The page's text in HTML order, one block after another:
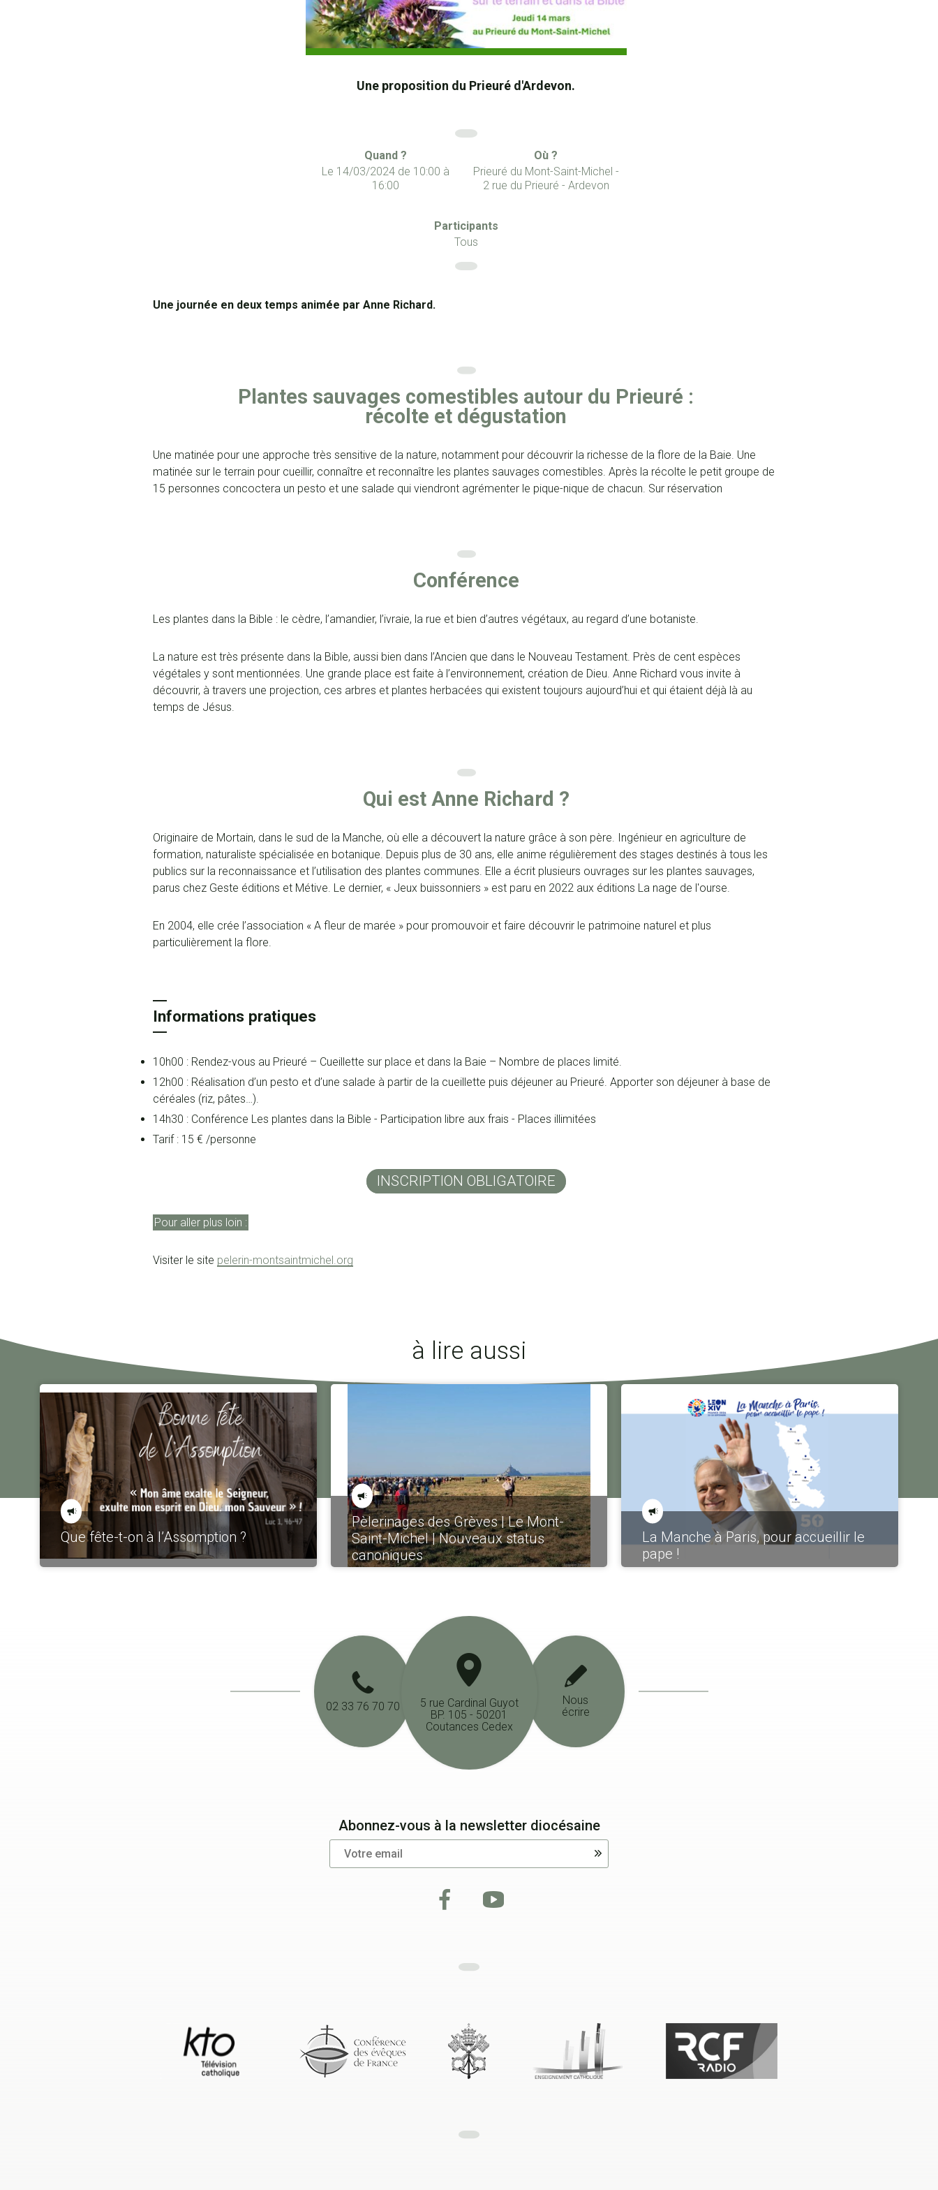
Une proposition du Prieuré d'Ardevon.
Quand ?
Le 14/03/2024 de 10:00 à
16:00
Où ?
Prieuré du Mont-Saint-Michel -
2 rue du Prieuré - Ardevon
Participants
Tous
Une journée en deux temps animée par Anne Richard.
Plantes sauvages comestibles autour du Prieuré :
récolte et dégustation
Une matinée pour une approche très sensitive de la nature, notamment pour découvrir la richesse de la flore de la Baie. Une
matinée sur le terrain pour cueillir, connaître et reconnaître les plantes sauvages comestibles. Après la récolte le petit groupe de
15 personnes concoctera un pesto et une salade qui viendront agrémenter le pique-nique de chacun. Sur réservation
Conférence
Les plantes dans la Bible : le cèdre, l’amandier, l’ivraie, la rue et bien d’autres végétaux, au regard d’une botaniste.
La nature est très présente dans la Bible, aussi bien dans l’Ancien que dans le Nouveau Testament. Près de cent espèces
végétales y sont mentionnées. Une grande place est faite à l’environnement, création de Dieu. Anne Richard vous invite à
découvrir, à travers une projection, ces arbres et plantes herbacées qui existent toujours aujourd’hui et qui étaient déjà là au
temps de Jésus.
Qui est Anne Richard ?
Originaire de Mortain, dans le sud de la Manche, où elle a découvert la nature grâce à son père. Ingénieur en agriculture de
formation, naturaliste spécialisée en botanique. Depuis plus de 30 ans, elle anime régulièrement des stages destinés à tous les
publics sur la reconnaissance et l’utilisation des plantes communes. Elle a écrit plusieurs ouvrages sur les plantes sauvages,
parus chez Geste éditions et Métive. Le dernier, « Jeux buissonniers » est paru en 2022 aux éditions La nage de l'ourse.
En 2004, elle crée l’association « A fleur de marée » pour promouvoir et faire découvrir le patrimoine naturel et plus
particulièrement la flore.
Informations pratiques
10h00 : Rendez-vous au Prieuré – Cueillette sur place et dans la Baie – Nombre de places limité.
12h00 : Réalisation d’un pesto et d’une salade à partir de la cueillette puis déjeuner au Prieuré. Apporter son déjeuner à base de
céréales (riz, pâtes…).
14h30 : Conférence Les plantes dans la Bible - Participation libre aux frais - Places illimitées
Tarif : 15 € /personne
INSCRIPTION OBLIGATOIRE
Pour aller plus loin :
Visiter le site pelerin-montsaintmichel.org
à lire aussi
Que fête-t-on à l’Assomption ?
Pèlerinages des Grèves | Le Mont-
Saint-Michel | Nouveaux status
canoniques
La Manche à Paris, pour accueillir le
pape !
02 33 76 70 70
Nous
écrire
5 rue Cardinal Guyot
BP. 105 - 50201
Coutances Cedex
Abonnez-vous à la newsletter diocésaine